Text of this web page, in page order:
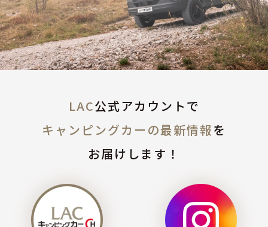
LAC公式アカウントで
キャンピングカーの最新情報を
お届けします！